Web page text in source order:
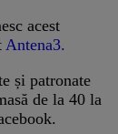
acest
Antena3.
și patronate
de la 40 la